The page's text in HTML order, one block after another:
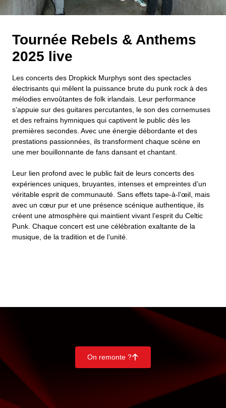
Tournée Rebels & Anthems
2025 live
Les concerts des Dropkick Murphys sont des spectacles
électrisants qui mêlent la puissance brute du punk rock à des
mélodies envoûtantes de folk irlandais. Leur performance
s’appuie sur des guitares percutantes, le son des cornemuses
et des refrains hymniques qui captivent le public dès les
premières secondes. Avec une énergie débordante et des
prestations passionnées, ils transforment chaque scène en
une mer bouillonnante de fans dansant et chantant.
Leur lien profond avec le public fait de leurs concerts des
expériences uniques, bruyantes, intenses et empreintes d’un
véritable esprit de communauté. Sans effets tape-à-l’œil, mais
avec un cœur pur et une présence scénique authentique, ils
créent une atmosphère qui maintient vivant l’esprit du Celtic
Punk. Chaque concert est une célébration exaltante de la
musique, de la tradition et de l’unité.
On remonte ?􀄨